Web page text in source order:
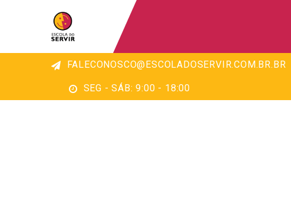
FALECONOSCO@ESCOLADOSERVIR.COM.BR.BR
SEG - SÁB: 9:00 - 18:00